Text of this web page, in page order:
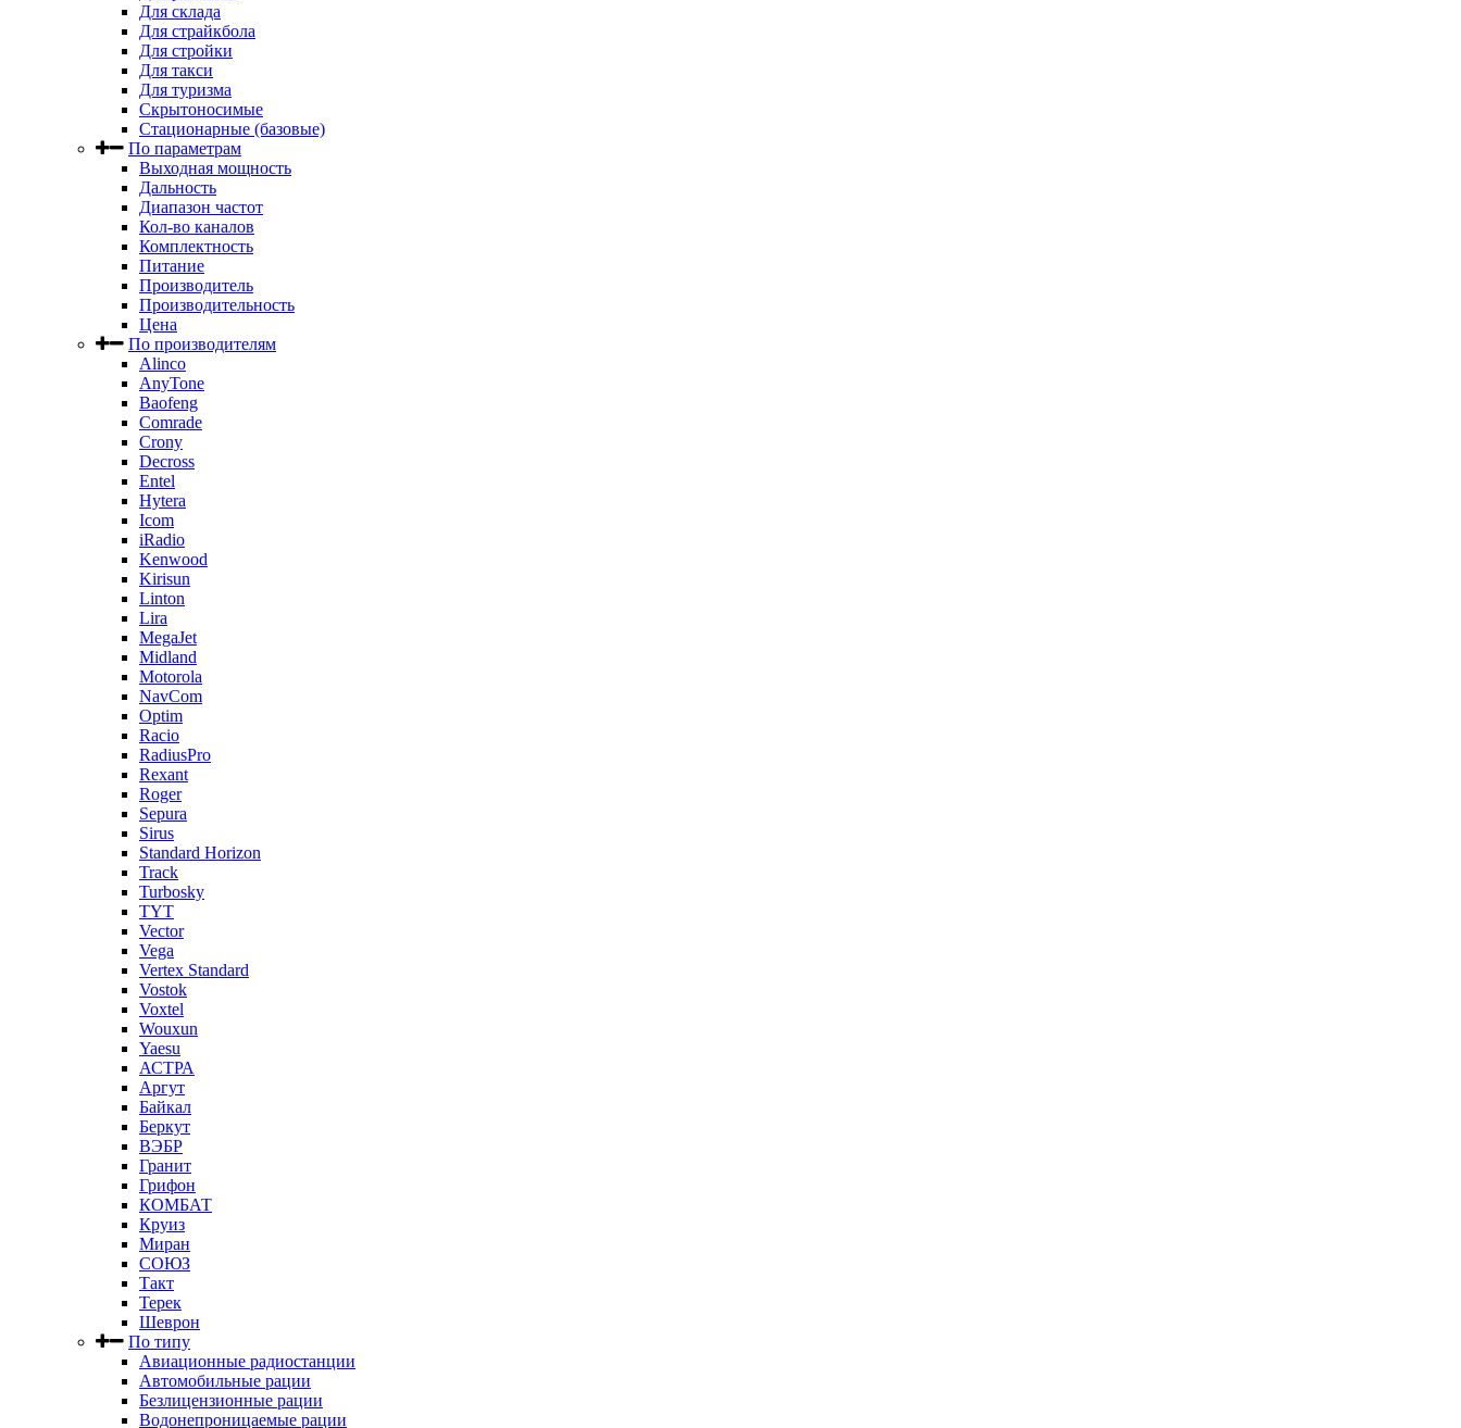
Для склада
Для страйкбола
Для стройки
Для такси
Для туризма
Скрытоносимые
Стационарные (базовые)
По параметрам
Выходная мощность
Дальность
Диапазон частот
Кол-во каналов
Комплектность
Питание
Производитель
Производительность
Цена
По производителям
Alinco
AnyTone
Baofeng
Comrade
Crony
Decross
Entel
Hytera
Icom
iRadio
Kenwood
Kirisun
Linton
Lira
MegaJet
Midland
Motorola
NavCom
Optim
Racio
RadiusPro
Rexant
Roger
Sepura
Sirus
Standard Horizon
Track
Turbosky
TYT
Vector
Vega
Vertex Standard
Vostok
Voxtel
Wouxun
Yaesu
АСТРА
Аргут
Байкал
Беркут
ВЭБР
Гранит
Грифон
КОМБАТ
Круиз
Миран
СОЮЗ
Такт
Терек
Шеврон
По типу
Авиационные радиостанции
Автомобильные рации
Безлицензионные рации
Водонепроницаемые рации